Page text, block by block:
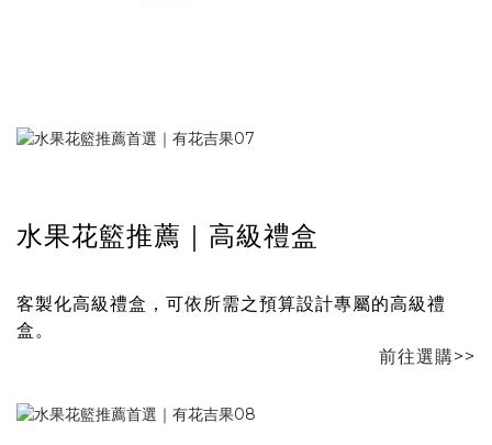
水果花籃推薦｜高級禮盒
客製化高級禮盒，可依所需之預算設計專屬的高級禮
盒。
前往選購>>